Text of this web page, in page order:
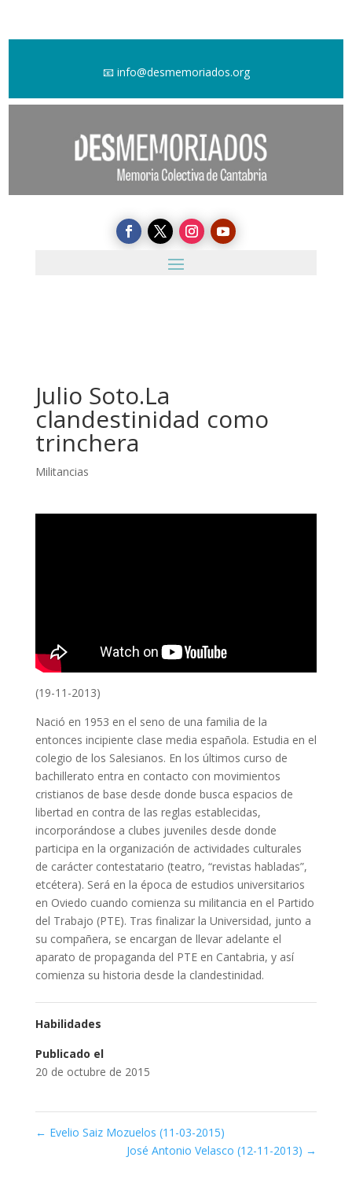
📧 info@desmemoriados.org
Julio Soto.La
clandestinidad como
trinchera
Militancias
(19-11-2013)
Nació en 1953 en el seno de una familia de la
entonces incipiente clase media española. Estudia en el
colegio de los Salesianos. En los últimos curso de
bachillerato entra en contacto con movimientos
cristianos de base desde donde busca espacios de
libertad en contra de las reglas establecidas,
incorporándose a clubes juveniles desde donde
participa en la organización de actividades culturales
de carácter contestatario (teatro, “revistas habladas”,
etcétera). Será en la época de estudios universitarios
en Oviedo cuando comienza su militancia en el Partido
del Trabajo (PTE). Tras finalizar la Universidad, junto a
su compañera, se encargan de llevar adelante el
aparato de propaganda del PTE en Cantabria, y así
comienza su historia desde la clandestinidad.
Habilidades
Publicado el
20 de octubre de 2015
← Evelio Saiz Mozuelos (11-03-2015)
José Antonio Velasco (12-11-2013) →